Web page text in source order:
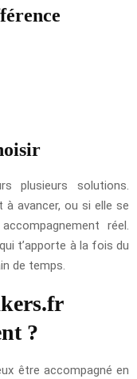
plusieurs solutions.
à avancer, ou si elle se
réel.
t’apporte à la fois du
de temps.
?
être accompagné en